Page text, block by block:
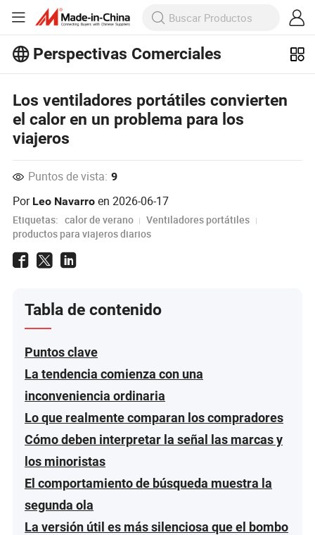
Perspectivas Comerciales
Ver Más
Los ventiladores portátiles convierten
el calor en un problema para los
viajeros
Puntos de vista: 9
Por Leo Navarro en2026-06-17
Etiquetas: calor de verano
Ventiladores portátiles
productos para viajeros diarios
Tabla de contenido
Puntos clave
La tendencia comienza con una
inconveniencia ordinaria
Lo que realmente comparan los compradores
Cómo deben interpretar la señal las marcas y
los minoristas
El comportamiento de búsqueda muestra la
segunda ola
La versión útil es más silenciosa que el bombo